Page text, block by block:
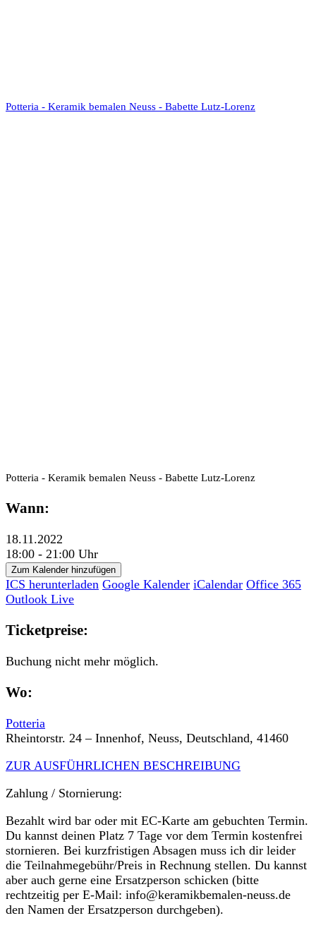
Potteria - Keramik bemalen Neuss - Babette Lutz-Lorenz
Potteria - Keramik bemalen Neuss - Babette Lutz-Lorenz
Wann:
18.11.2022
18:00 - 21:00 Uhr
Zum Kalender hinzufügen
ICS herunterladen Google Kalender iCalendar Office 365
Outlook Live
Ticketpreise:
Buchung nicht mehr möglich.
Wo:
Potteria
Rheintorstr. 24 – Innenhof, Neuss, Deutschland, 41460
ZUR AUSFÜHRLICHEN BESCHREIBUNG
Zahlung / Stornierung:
Bezahlt wird bar oder mit EC-Karte am gebuchten Termin.
Du kannst deinen Platz 7 Tage vor dem Termin kostenfrei
stornieren. Bei kurzfristigen Absagen muss ich dir leider
die Teilnahmegebühr/Preis in Rechnung stellen. Du kannst
aber auch gerne eine Ersatzperson schicken (bitte
rechtzeitig per E-Mail: info@keramikbemalen-neuss.de
den Namen der Ersatzperson durchgeben).